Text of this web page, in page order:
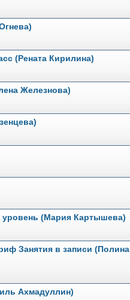
(Рената Кирилина)
Железнова)
уровень (Мария Картышева)
Занятия в записи (Полина
Ахмадуллин)